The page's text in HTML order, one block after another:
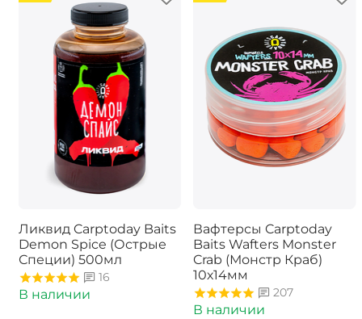
Ликвид Carptoday Baits
Demon Spice (Острые
Специи) 500мл
16
В наличии
Вафтерсы Carptoday
Baits Wafters Monster
Crab (Монстр Краб)
10х14мм
207
В наличии